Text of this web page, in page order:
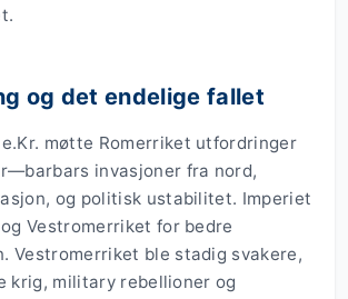
og det endelige fallet
møtte Romerriket utfordringer
invasjoner fra nord,
og politisk ustabilitet. Imperiet
Vestromerriket for bedre
Vestromerriket ble stadig svakere,
krig, military rebellioner og